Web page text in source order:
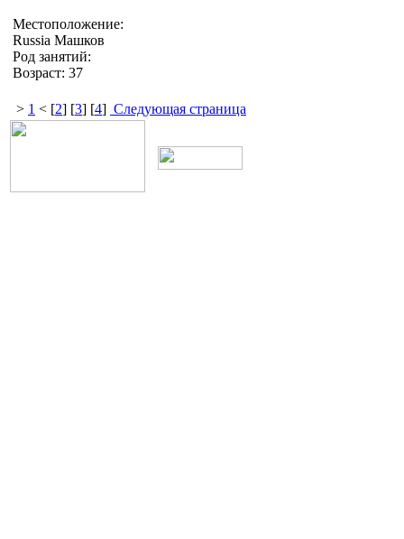
Местоположение:
Russia Машков
Род занятий:
Возраст: 37
> 1 < [2] [3] [4] Следующая страница